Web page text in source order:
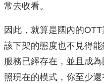
常去收看。
因此，就算是國內的
該下架的態度也不見得
服務已經存在，並且成
照現在的模式，你至少